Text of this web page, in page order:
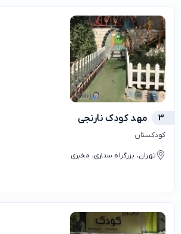
3 مهد کودک نارنجی
کودکستان
تهران، بزرگراه ستاری، مخبری